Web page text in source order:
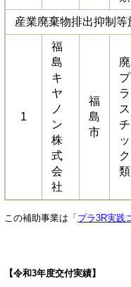
産業廃棄物排出抑制
1
​​福
島
キ
ヤ
ノ
ン
株
式
会
社
福
島
市
廃
プ
ラ
ス
チ
ッ
ク
類
この補助事業は「 プラ3R実践
【令和3年度交付実績】